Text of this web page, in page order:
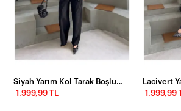
1.999,99 TL
1.999,99